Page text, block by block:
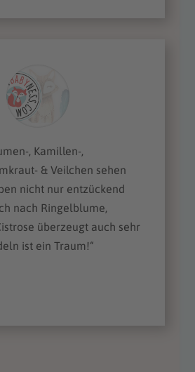
, Kamillen-,
& Veilchen sehen
nicht nur entzückend
nach Ringelblume,
überzeugt auch sehr
ist ein Traum!“